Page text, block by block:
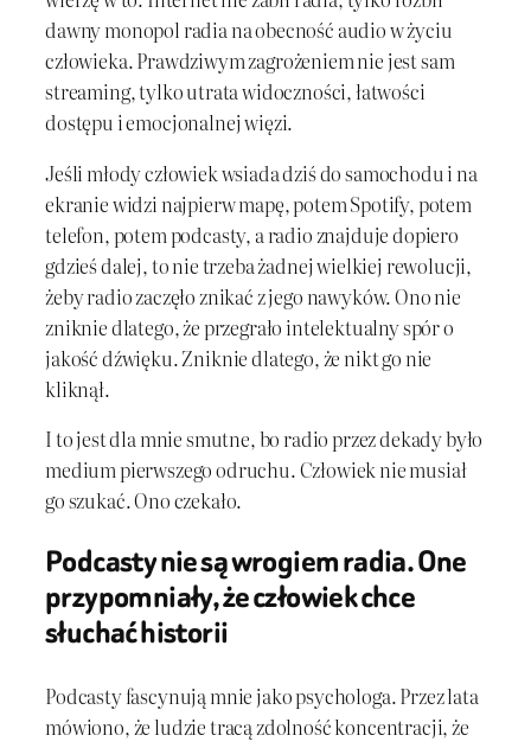
dawny monopol radia na obecność audio w życiu
człowieka. Prawdziwym zagrożeniem nie jest sam
streaming, tylko utrata widoczności, łatwości
dostępu i emocjonalnej więzi.
Jeśli młody człowiek wsiada dziś do samochodu i na
ekranie widzi najpierw mapę, potem Spotify, potem
telefon, potem podcasty, a radio znajduje dopiero
gdzieś dalej, to nie trzeba żadnej wielkiej rewolucji,
żeby radio zaczęło znikać z jego nawyków. Ono nie
zniknie dlatego, że przegrało intelektualny spór o
jakość dźwięku. Zniknie dlatego, że nikt go nie
kliknął.
I to jest dla mnie smutne, bo radio przez dekady było
medium pierwszego odruchu. Człowiek nie musiał
go szukać. Ono czekało.
Podcasty nie są wrogiem radia. One
przypomniały, że człowiek chce
słuchać historii
Podcasty fascynują mnie jako psychologa. Przez lata
mówiono, że ludzie tracą zdolność koncentracji, że